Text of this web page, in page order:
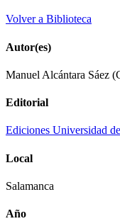
Volver a Biblioteca
Autor(es)
Manuel Alcántara Sáez
Editorial
Ediciones Universidad
Local
Salamanca
Año